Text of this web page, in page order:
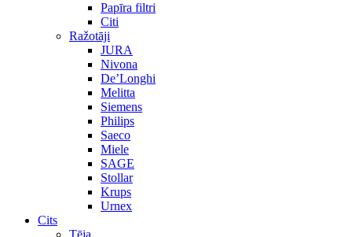
Papīra filtri
Citi
Ražotāji
JURA
Nivona
De’Longhi
Melitta
Siemens
Philips
Saeco
Miele
SAGE
Stollar
Krups
Urnex
Cits
Tēja